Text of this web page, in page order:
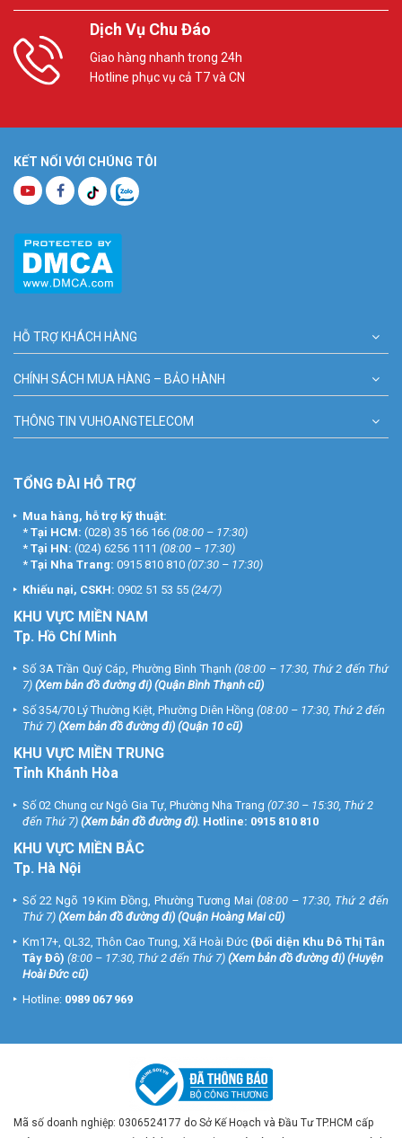
Dịch Vụ Chu Đáo
Giao hàng nhanh trong 24h
Hotline phục vụ cả T7 và CN
KẾT NỐI VỚI CHÚNG TÔI
HỖ TRỢ KHÁCH HÀNG
CHÍNH SÁCH MUA HÀNG – BẢO HÀNH
THÔNG TIN VUHOANGTELECOM
TỔNG ĐÀI HỖ TRỢ
Mua hàng, hỗ trợ kỹ thuật:
* Tại HCM: (028) 35 166 166 (08:00 – 17:30)
* Tại HN: (024) 6256 1111 (08:00 – 17:30)
* Tại Nha Trang: 0915 810 810 (07:30 – 17:30)
Khiếu nại, CSKH: 0902 51 53 55 (24/7)
KHU VỰC MIỀN NAM
Tp. Hồ Chí Minh
Số 3A Trần Quý Cáp, Phường Bình Thạnh (08:00 – 17:30, Thứ 2 đến Thứ
7) (Xem bản đồ đường đi) (Quận Bình Thạnh cũ)
Số 354/70 Lý Thường Kiệt, Phường Diên Hồng (08:00 – 17:30, Thứ 2 đến
Thứ 7) (Xem bản đồ đường đi) (Quận 10 cũ)
KHU VỰC MIỀN TRUNG
Tỉnh Khánh Hòa
Số 02 Chung cư Ngô Gia Tự, Phường Nha Trang (07:30 – 15:30, Thứ 2
đến Thứ 7) (Xem bản đồ đường đi). Hotline: 0915 810 810
KHU VỰC MIỀN BẮC
Tp. Hà Nội
Số 22 Ngõ 19 Kim Đồng, Phường Tương Mai (08:00 – 17:30, Thứ 2 đến
Thứ 7) (Xem bản đồ đường đi) (Quận Hoàng Mai cũ)
Km17+, QL32, Thôn Cao Trung, Xã Hoài Đức (Đối diện Khu Đô Thị Tân
Tây Đô) (8:00 – 17:30, Thứ 2 đến Thứ 7) (Xem bản đồ đường đi) (Huyện
Hoài Đức cũ)
Hotline: 0989 067 969
Mã số doanh nghiệp: 0306524177 do Sở Kế Hoạch và Đầu Tư TP.HCM cấp